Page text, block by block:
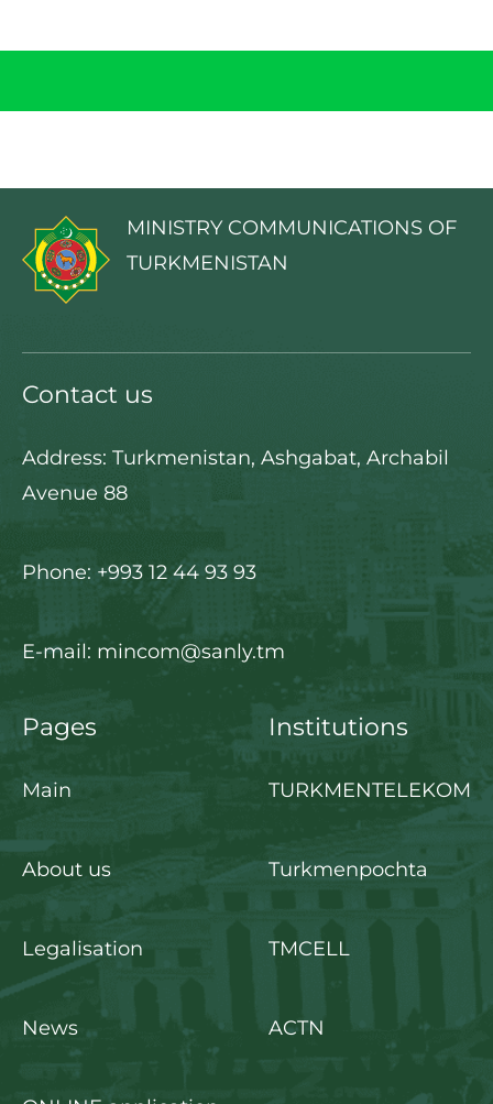
MINISTRY COMMUNICATIONS OF
TURKMENISTAN
Contact us
Address: Turkmenistan, Ashgabat, Archabil
Avenue 88
Phone: +993 12 44 93 93
E-mail: mincom@sanly.tm
Pages
Main
About us
Legalisation
News
Institutions
TURKMENTELEKOM
Turkmenpochta
TMCELL
ACTN